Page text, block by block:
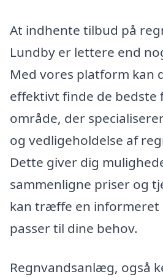
At indhente tilbud på
Lundby er lettere end
Med vores platform kan
effektivt finde de bedste
område, der
og vedligeholdelse af
Dette giver dig
sammenligne priser og
kan træffe en informeret
passer til dine behov.
Regnvandsanlæg, også